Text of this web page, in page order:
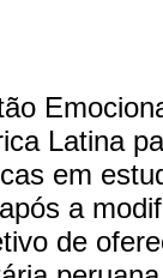
Latina
em
a
de